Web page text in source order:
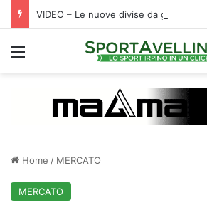
Menu
Home / MERCATO
MERCATO